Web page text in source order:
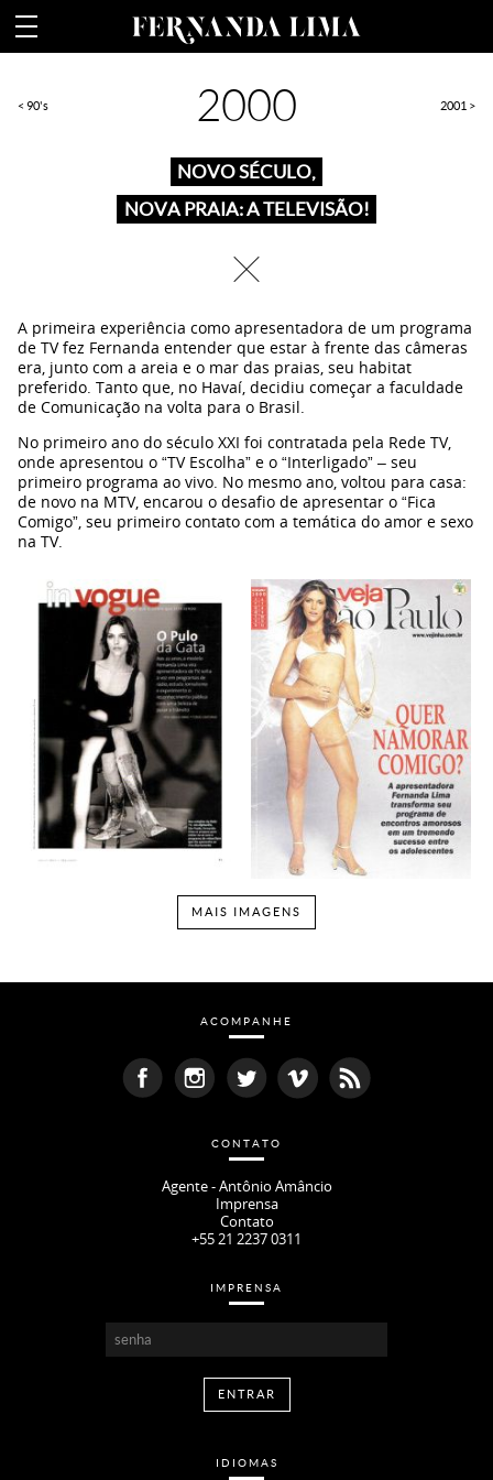
90's 2000 2001
NOVO SÉCULO,
NOVA PRAIA: A TELEVISÃO!
A primeira experiência como apresentadora de um programa
de TV fez Fernanda entender que estar à frente das câmeras
era, junto com a areia e o mar das praias, seu habitat
preferido. Tanto que, no Havaí, decidiu começar a faculdade
de Comunicação na volta para o Brasil.
No primeiro ano do século XXI foi contratada pela Rede TV,
onde apresentou o “TV Escolha” e o “Interligado” – seu
primeiro programa ao vivo. No mesmo ano, voltou para casa:
de novo na MTV, encarou o desafio de apresentar o “Fica
Comigo”, seu primeiro contato com a temática do amor e sexo
na TV.
MAIS IMAGENS
ACOMPANHE
CONTATO
Agente - Antônio Amâncio
Imprensa
Contato
+55 21 2237 0311
IMPRENSA
IDIOMAS